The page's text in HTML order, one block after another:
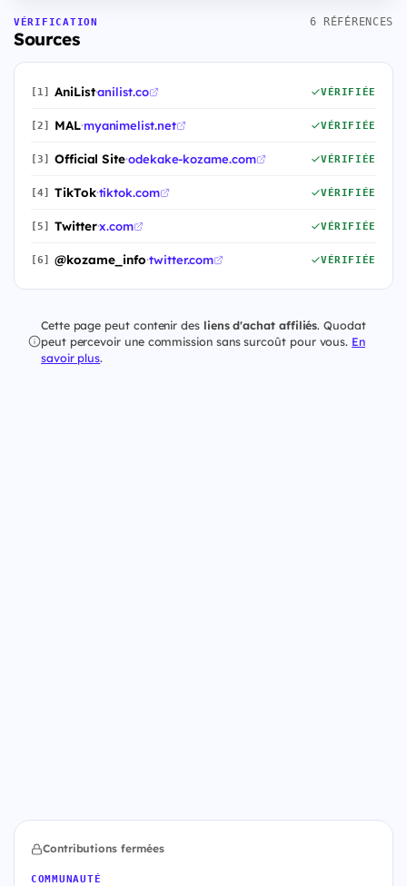
VÉRIFICATION
Sources
6 RÉFÉRENCES
[1] AniList·anilist.co VÉRIFIÉE
[2] MAL·myanimelist.net VÉRIFIÉE
[3] Official Site·odekake-kozame.com VÉRIFIÉE
[4] TikTok·tiktok.com VÉRIFIÉE
[5] Twitter·x.com VÉRIFIÉE
[6] @kozame_info·twitter.com VÉRIFIÉE
Cette page peut contenir des liens d'achat affiliés. Quodat
peut percevoir une commission sans surcoût pour vous. En
savoir plus.
Contributions fermées
COMMUNAUTÉ